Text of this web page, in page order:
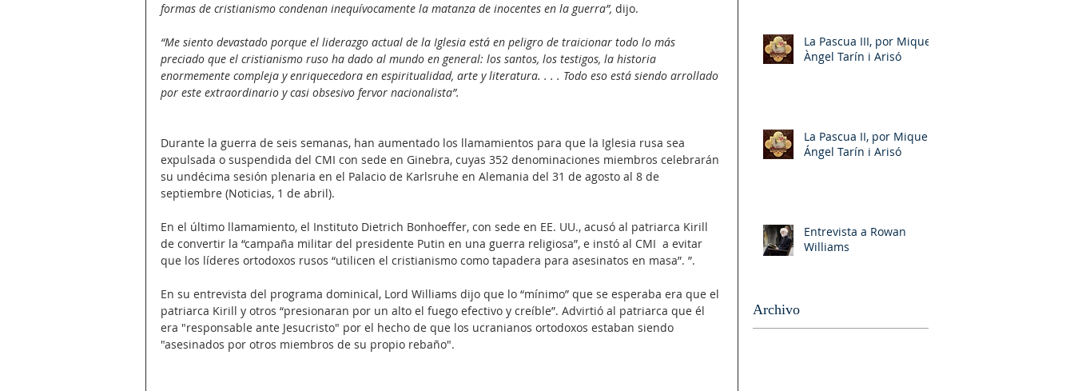
formas de cristianismo condenan inequívocamente la matanza de inocentes en la guerra”, dijo.
“Me siento devastado porque el liderazgo actual de la Iglesia está en peligro de traicionar todo lo más
preciado que el cristianismo ruso ha dado al mundo en general: los santos, los testigos, la historia
enormemente compleja y enriquecedora en espiritualidad, arte y literatura. . . . Todo eso está siendo arrollado
por este extraordinario y casi obsesivo fervor nacionalista”.
Durante la guerra de seis semanas, han aumentado los llamamientos para que la Iglesia rusa sea
expulsada o suspendida del CMI con sede en Ginebra, cuyas 352 denominaciones miembros celebrarán
su undécima sesión plenaria en el Palacio de Karlsruhe en Alemania del 31 de agosto al 8 de
septiembre (Noticias, 1 de abril).
En el último llamamiento, el Instituto Dietrich Bonhoeffer, con sede en EE. UU., acusó al patriarca Kirill
de convertir la “campaña militar del presidente Putin en una guerra religiosa”, e instó al CMI  a evitar
que los líderes ortodoxos rusos “utilicen el cristianismo como tapadera para asesinatos en masa”. ”.
En su entrevista del programa dominical, Lord Williams dijo que lo “mínimo” que se esperaba era que el
patriarca Kirill y otros “presionaran por un alto el fuego efectivo y creíble”. Advirtió al patriarca que él
era "responsable ante Jesucristo" por el hecho de que los ucranianos ortodoxos estaban siendo
"asesinados por otros miembros de su propio rebaño".
La Pascua III, por Miquel-
Àngel Tarín i Arisó
La Pascua II, por Miquel-
Ángel Tarín i Arisó
Entrevista a Rowan
Williams
Archivo